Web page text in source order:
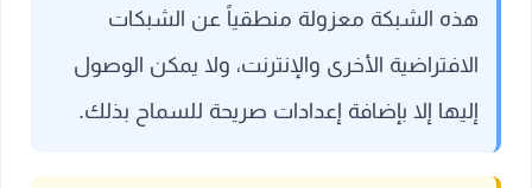
هذه الشبكة معزولة منطقياً عن الشبكات
الافتراضية الأخرى والإنترنت، ولا يمكن الوصول
إليها إلا بإضافة إعدادات صريحة للسماح بذلك.